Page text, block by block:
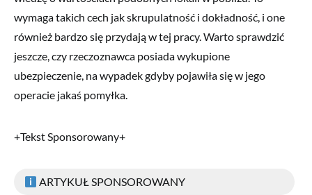
wymaga takich cech jak skrupulatność i dokładność, i one
również bardzo się przydają w tej pracy. Warto sprawdzić
jeszcze, czy rzeczoznawca posiada wykupione
ubezpieczenie, na wypadek gdyby pojawiła się w jego
operacie jakaś pomyłka.
+Tekst Sponsorowany+
ARTYKUŁ SPONSOROWANY